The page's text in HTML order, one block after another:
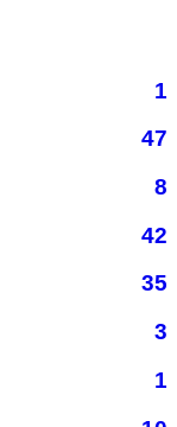
1
47
8
42
35
3
1